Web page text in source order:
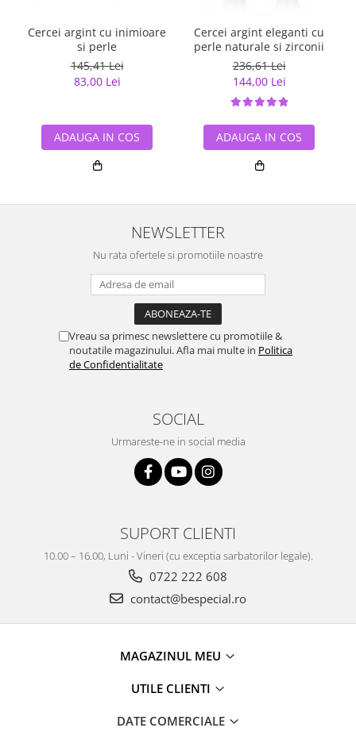
Cercei argint cu inimioare
si perle
145,41 Lei
83,00 Lei
ADAUGA IN COS
Cercei argint eleganti cu
perle naturale si zirconii
236,61 Lei
144,00 Lei
ADAUGA IN COS
NEWSLETTER
Nu rata ofertele si promotiile noastre
Vreau sa primesc newslettere cu promotiile &
noutatile magazinului. Afla mai multe in Politica
de Confidentialitate
SOCIAL
Urmareste-ne in social media
SUPORT CLIENTI
10.00 – 16.00, Luni - Vineri (cu exceptia sarbatorilor legale).
0722 222 608
contact@bespecial.ro
MAGAZINUL MEU
UTILE CLIENTI
DATE COMERCIALE